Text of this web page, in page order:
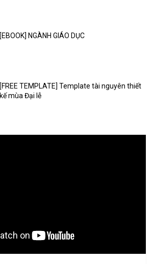
[EBOOK] NGÀNH GIÁO DỤC
[FREE TEMPLATE] Template tài nguyên thiết
kế mùa Đại lễ